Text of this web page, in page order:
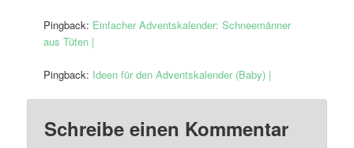
Pingback: Einfacher Adventskalender: Schneemänner
aus Tüten |
Pingback: Ideen für den Adventskalender (Baby) |
Schreibe einen Kommentar